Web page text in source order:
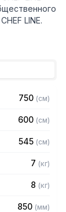
LINE.
мм
750 (см)
600 (см)
545 (см)
7 (кг)
8 (кг)
850 (мм)